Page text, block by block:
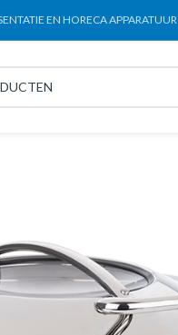
EN HORECA APPARATUUR